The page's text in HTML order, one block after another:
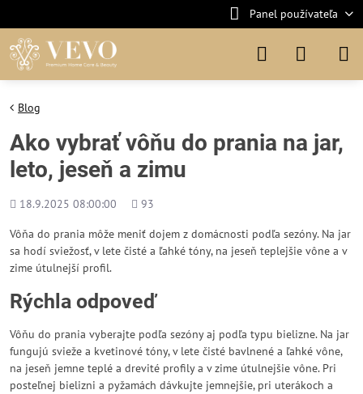
Panel používateľa
Blog
Ako vybrať vôňu do prania na jar,
leto, jeseň a zimu
Pridané
18.9.2025 08:00:00
Počet
93
Vôňa do prania môže meniť dojem z domácnosti podľa sezóny. Na jar
sa hodí sviežosť, v lete čisté a ľahké tóny, na jeseň teplejšie vône a v
zime útulnejší profil.
Rýchla odpoveď
Vôňu do prania vyberajte podľa sezóny aj podľa typu bielizne. Na jar
fungujú svieže a kvetinové tóny, v lete čisté bavlnené a ľahké vône,
na jeseň jemne teplé a drevité profily a v zime útulnejšie vône. Pri
posteľnej bielizni a pyžamách dávkujte jemnejšie, pri uterákoch a